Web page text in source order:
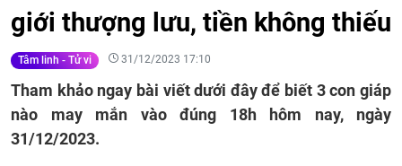
giới thượng lưu, tiền không thiếu
Tâm linh - Tử vi 31/12/2023 17:10
Tham khảo ngay bài viết dưới đây để biết 3 con giáp
nào may mắn vào đúng 18h hôm nay, ngày
31/12/2023.